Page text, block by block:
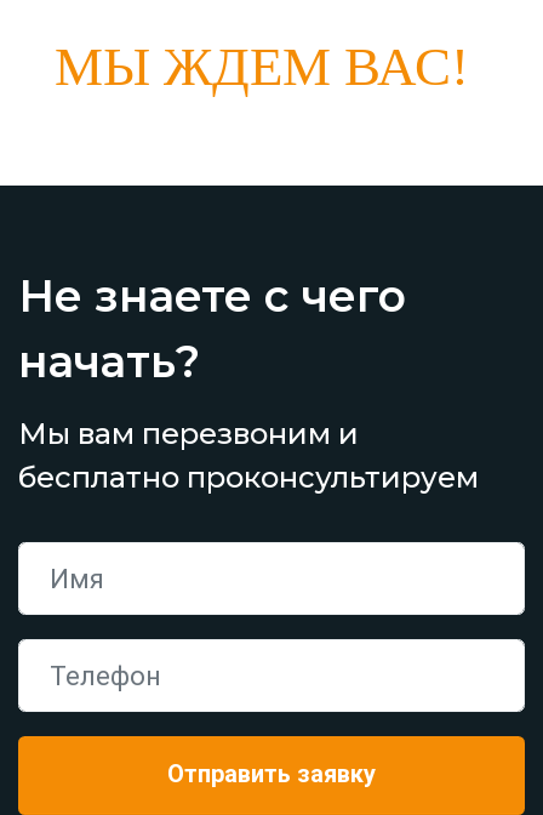
МЫ ЖДЕМ ВАС!
Не знаете с чего
начать?
Мы вам перезвоним и
бесплатно проконсультируем